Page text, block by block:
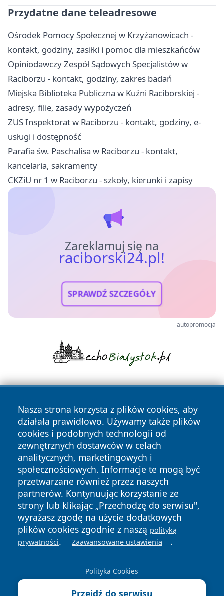
Przydatne dane teleadresowe
Ośrodek Pomocy Społecznej w Krzyżanowicach -
kontakt, godziny, zasiłki i pomoc dla mieszkańców
Opiniodawczy Zespół Sądowych Specjalistów w
Raciborzu - kontakt, godziny, zakres badań
Miejska Biblioteka Publiczna w Kuźni Raciborskiej -
adresy, filie, zasady wypożyczeń
ZUS Inspektorat w Raciborzu - kontakt, godziny, e-
usługi i dostępność
Parafia św. Paschalisa w Raciborzu - kontakt,
kancelaria, sakramenty
CKZiU nr 1 w Raciborzu - szkoły, kierunki i zapisy
Zareklamuj się na
raciborski24.pl!
SPRAWDŹ SZCZEGÓŁY
autopromocja
Nasza strona korzysta z plików cookies, aby
działała prawidłowo. Używamy także plików
cookies i podobnych technologii od
zewnętrznych dostawców w celach
analitycznych, marketingowych i
społecznościowych. Informacje te mogą być
przetwarzane również przez naszych
partnerów. Kontynuując korzystanie ze
strony lub klikając „Przechodzę do serwisu",
wyrażasz zgodę na użycie dodatkowych
plików cookies zgodnie z naszą polityką
prywatności. Zaawansowane ustawienia .
Polityka Cookies
Przejdź do serwisu
Copyright © 2026 raciborski24.pl Wszystkie prawa
zastrzeżone.
News Autorzy
Polityka
Prywatności
Polityka
Cookies